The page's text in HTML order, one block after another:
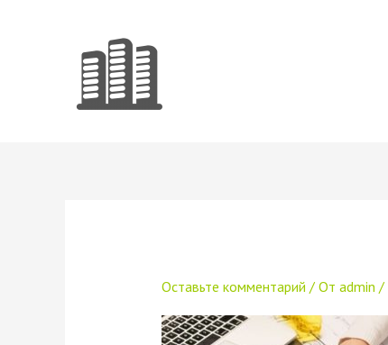
содержимому
Оставьте комментарий / От admin /